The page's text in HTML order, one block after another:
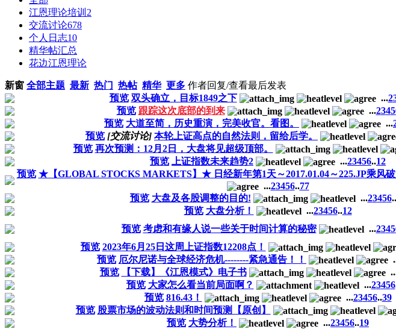
江恩理论培训 2
交流讨论678
个人日志10
精华帖汇总
花边江恩理论
新窗 全部主题 最新 热门 热帖 精华 更多 作者回复/查看最后发表
预览 双头确立，目标1849之下 ...2
预览 跟踪这次底部的到来 ...2345
预览 大道至简，历史重演，完美收官。看图。 ...
预览 [交流讨论] 本轮上证高点的自然法则，留给后学。
预览 再次预测：12月2日，大盘将见超级顶部。
预览
上证指数未来趋势2 ...23456..12
预览 ★【GLOBAL STOCKS MARKETS】★ 日经新年第1天～2017.01.04～225.JP乘风破
...23456..77
预览 大盘及各股调整的目的! ...23456..
预览 大盘分析！ ...23456..12
预览 考虑和有缘人说一些关于时间计算的秘密 ...2345
预览 2023年6月25日这周上证指数12208点！
预览 厄尔尼诺与全球经济危机--------紧急通告！！
预览
【下载】《江恩模式》电子书
预览 大家怎么看当前局面啊？ ...23456
预览 816.43！ ...23456..39
预览 股票市场的波动法则和时间预测【原创】
预览 大势分析！ ...23456..19